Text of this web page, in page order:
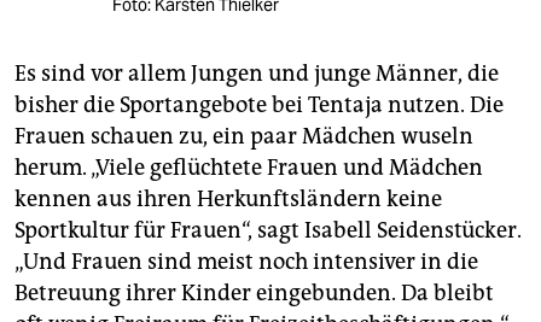
Es sind vor allem Jungen und junge Männer, die
bisher die Sportangebote bei Tentaja nutzen. Die
Frauen schauen zu, ein paar Mädchen wuseln
herum. „Viele geflüchtete Frauen und Mädchen
kennen aus ihren Herkunftsländern keine
Sportkultur für Frauen“, sagt Isabell Seidenstücker.
„Und Frauen sind meist noch intensiver in die
Betreuung ihrer Kinder eingebunden. Da bleibt